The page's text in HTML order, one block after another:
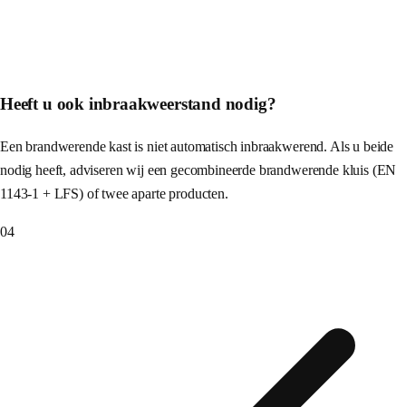
Heeft u ook inbraakweerstand nodig?
Een brandwerende kast is niet automatisch inbraakwerend. Als u beide
nodig heeft, adviseren wij een gecombineerde brandwerende kluis (EN
1143-1 + LFS) of twee aparte producten.
04